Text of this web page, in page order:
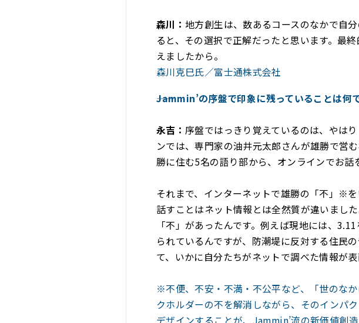
森川：地方創生は、数あるコースのなかで自
ると、その選択で正解だったと思います。最
えましたから。
森川克巳氏／富士通株式会社
――Jammin’の序盤で印象に残っていることは何
永吉：序盤ではっきり覚えているのは、やは
ンでは、専門家の油井元太郎さんが雄勝で営
勝に住む5名の語り部から、オンラインでお話
それまで、インターネットで雄勝の「不」※
話すことはネット情報とは全然質が違いまし
「不」があったんです。例えば現地には、
られているんですが、防潮堤に反対する住民
て、いかに自分たちがネットで調べた情報が
※不便、不安・不満・不公平など、「世のな
クホルダーの不を解消しながら、そのインパ